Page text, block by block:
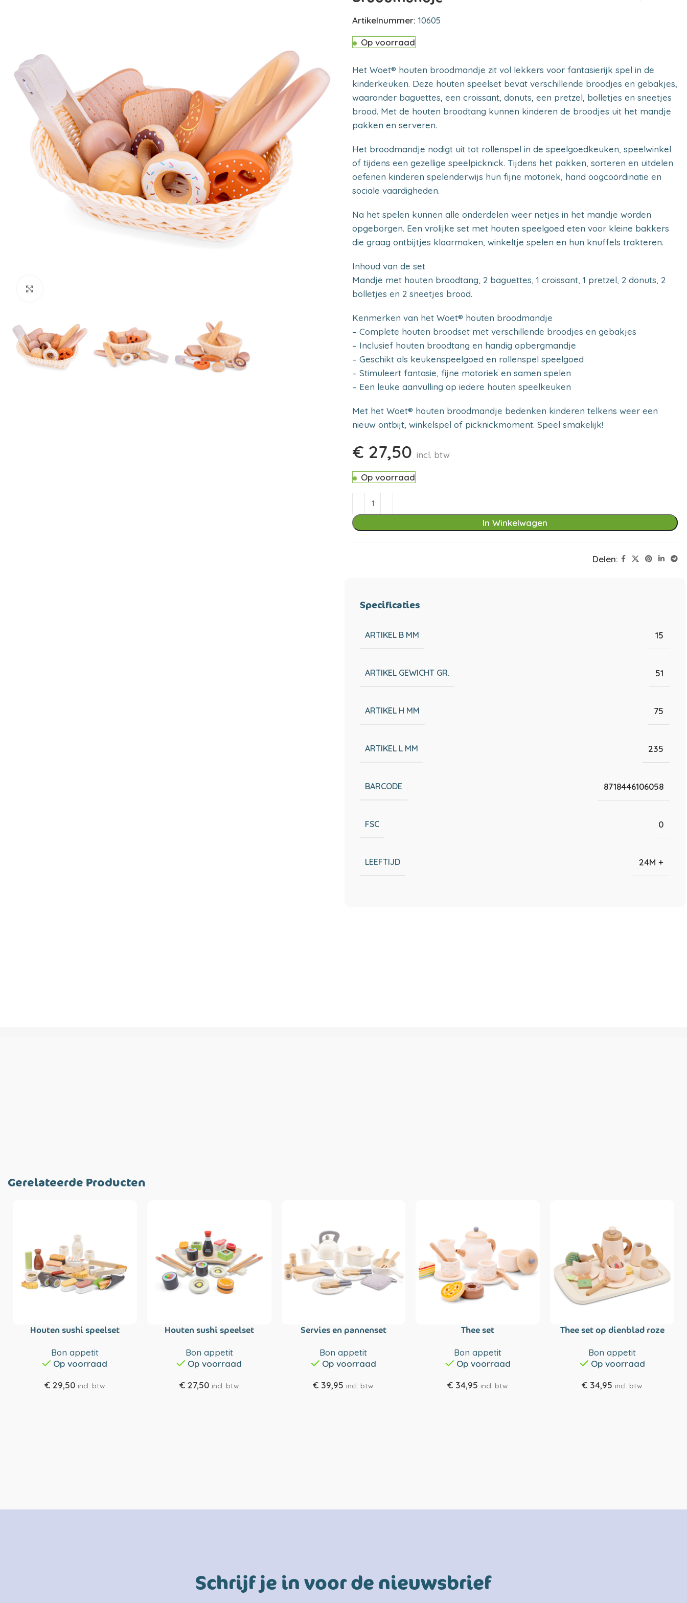
Artikelnummer:10605
Op voorraad
Het Woet® houten broodmandje zit vol lekkers voor fantasierijk spel in de
kinderkeuken. Deze houten speelset bevat verschillende broodjes en gebakjes,
waaronder baguettes, een croissant, donuts, een pretzel, bolletjes en sneetjes
brood. Met de houten broodtang kunnen kinderen de broodjes uit het mandje
pakken en serveren.
Het broodmandje nodigt uit tot rollenspel in de speelgoedkeuken, speelwinkel
of tijdens een gezellige speelpicknick. Tijdens het pakken, sorteren en uitdelen
oefenen kinderen spelenderwijs hun fijne motoriek, hand oogcoördinatie en
sociale vaardigheden.
Na het spelen kunnen alle onderdelen weer netjes in het mandje worden
opgeborgen. Een vrolijke set met houten speelgoed eten voor kleine bakkers
die graag ontbijtjes klaarmaken, winkeltje spelen en hun knuffels trakteren.
Inhoud van de set
Mandje met houten broodtang, 2 baguettes, 1 croissant, 1 pretzel, 2 donuts, 2
bolletjes en 2 sneetjes brood.
Kenmerken van het Woet® houten broodmandje
– Complete houten broodset met verschillende broodjes en gebakjes
– Inclusief houten broodtang en handig opbergmandje
– Geschikt als keukenspeelgoed en rollenspel speelgoed
– Stimuleert fantasie, fijne motoriek en samen spelen
– Een leuke aanvulling op iedere houten speelkeuken
Met het Woet® houten broodmandje bedenken kinderen telkens weer een
nieuw ontbijt, winkelspel of picknickmoment. Speel smakelijk!
€ 27,50 incl. btw
Op voorraad
In Winkelwagen
Delen:
Specificaties
ARTIKEL B MM 15
ARTIKEL GEWICHT GR. 51
ARTIKEL H MM 75
ARTIKEL L MM 235
BARCODE 8718446106058
FSC 0
LEEFTIJD 24M +
Gerelateerde Producten
Houten sushi speelset
Bon appetit
Op voorraad
€29,50 incl. btw
Houten sushi speelset
Bon appetit
Op voorraad
€27,50 incl. btw
Servies en pannenset
Bon appetit
Op voorraad
€ 39,95 incl. btw
Thee set
Bon appetit
Op voorraad
€ 34,95 incl. btw
Thee set op dienblad roze
Bon appetit
Op voorraad
€ 34,95 incl. btw
Schrijf je in voor de nieuwsbrief